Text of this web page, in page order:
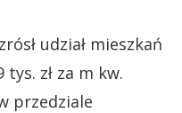
udział mieszkań
zł za m kw.
przedziale